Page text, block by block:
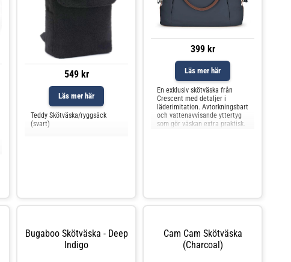
549 kr
Läs mer här
Teddy Skötväska/ryggsäck
(svart)
399 kr
Läs mer här
En exklusiv skötväska från
Crescent med detaljer i
läderimitation. Avtorkningsbart
och vattenavvisande yttertyg
som gör väskan extra praktisk.
Bugaboo Skötväska - Deep
Indigo
Cam Cam Skötväska
(Charcoal)